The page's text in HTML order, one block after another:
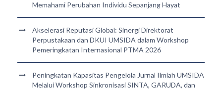
Memahami Perubahan Individu Sepanjang Hayat
Akselerasi Reputasi Global: Sinergi Direktorat
Perpustakaan dan DKUI UMSIDA dalam Workshop
Pemeringkatan Internasional PTMA 2026
Peningkatan Kapasitas Pengelola Jurnal Ilmiah UMSIDA
Melalui Workshop Sinkronisasi SINTA, GARUDA, dan